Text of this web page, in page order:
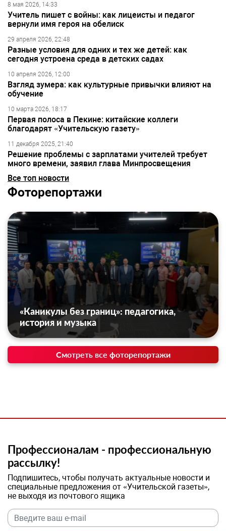
8 мая 2026, 14:33
Учитель пишет с войны: как лицеисты и педагог
вернули имя героя на обелиск
29 апреля 2026, 22:48
Разные условия для одних и тех же детей: как
сегодня устроена среда в детских садах
10 апреля 2026, 12:00
Взгляд зумера: как культурные привычки влияют на
обучение
10 марта 2026, 18:17
Первая полоса в Пекине: китайские коллеги
благодарят «Учительскую газету»
11 декабря 2025, 21:40
Решение проблемы с зарплатами учителей требует
много времени, заявил глава Минпросвещения
Все топ новости
Фоторепортажи
«Каникулы без границ»: педагогика,
история и музыка
Смотреть все фоторепортажи
Профессионалам - профессиональную
рассылку!
Подпишитесь, чтобы получать актуальные новости и
специальные предложения от «Учительской газеты»,
не выходя из почтового ящика